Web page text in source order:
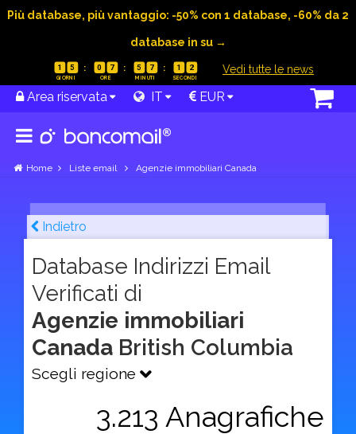
Più database, più vantaggio: -50% con 1 database, -60% da 2
database in su →
1 5 0 7 5 7 1 1 Vedi tutte le news
Area riservata IT EUR
Home Liste email Agenzie immobiliari Canada
Indietro
Database Indirizzi Email
Verificati di
Agenzie immobiliari
Canada British Columbia
Scegli regione
3.213 Anagrafiche